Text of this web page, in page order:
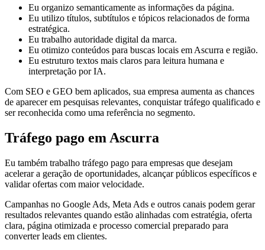
Eu organizo semanticamente as informações da página.
Eu utilizo títulos, subtítulos e tópicos relacionados de forma
estratégica.
Eu trabalho autoridade digital da marca.
Eu otimizo conteúdos para buscas locais em Ascurra e região.
Eu estruturo textos mais claros para leitura humana e
interpretação por IA.
Com SEO e GEO bem aplicados, sua empresa aumenta as chances
de aparecer em pesquisas relevantes, conquistar tráfego qualificado e
ser reconhecida como uma referência no segmento.
Tráfego pago em Ascurra
Eu também trabalho tráfego pago para empresas que desejam
acelerar a geração de oportunidades, alcançar públicos específicos e
validar ofertas com maior velocidade.
Campanhas no Google Ads, Meta Ads e outros canais podem gerar
resultados relevantes quando estão alinhadas com estratégia, oferta
clara, página otimizada e processo comercial preparado para
converter leads em clientes.